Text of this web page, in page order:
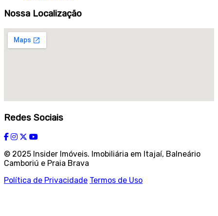
Nossa Localização
Redes Sociais
© 2025 Insider Imóveis. Imobiliária em Itajaí, Balneário
Camboriú e Praia Brava
Política de Privacidade Termos de Uso